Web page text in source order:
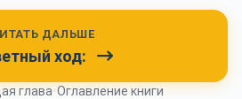
ДАЛЬШЕ
ход:
глава Оглавление книги